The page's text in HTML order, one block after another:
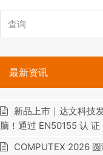
询
最新资讯
新品上市｜达文科技
脑！通过 EN50155 认 证
COMPUTEX 2026